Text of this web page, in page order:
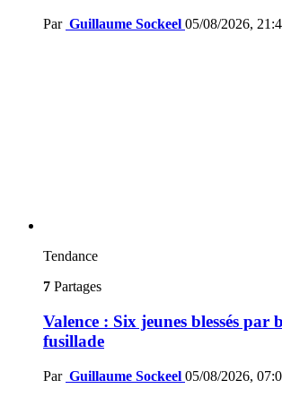
Par Guillaume Sockeel 05/08/2026,
Tendance
7 Partages
Valence : Six jeunes blessés par
fusillade
Par Guillaume Sockeel 05/08/2026,